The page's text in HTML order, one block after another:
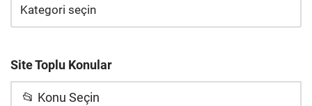
Site Toplu Konular
📂 Konu Seçin